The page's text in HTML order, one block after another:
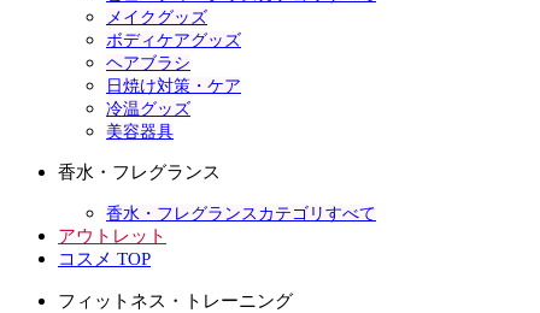
メイクグッズ
ボディケアグッズ
ヘアブラシ
日焼け対策・ケア
冷温グッズ
美容器具
香水・フレグランス
香水・フレグランスカテゴリすべて
アウトレット
コスメ TOP
フィットネス・トレーニング